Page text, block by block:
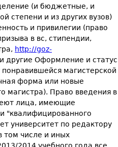
(и бюджетные, и
степени и из других вузов)
и привилегии (право
в вс, стипендии,
http://goz-
и другие Оформление и статус диплома вне зависимости от понравившейся магистерской программы (прежняя 2-годичная форма или новые программы интегрированного магистра). Право введения в магистратуру на бюджет имеют лица, имеющие свидетельство бакалавра или "квалифицированного профи" (люди, кто заканчивает университет по редактору специалиста до 2016 года), в том числе и иных направлений подготовки. С 2013/2014 учебного года все люди, которые поступают обучаться в высшую школу по учебной программе на эстонском языке с полной нагрузкой, имеют право учиться бесплатно. От 2002/2003 учебного года система корочек является трехступенчатой, по модели высшего образования европы bachelor-master-phd.Оценка иностранных квалификаций в плане во и квалификаций, доступных для высшему образованию, осуществляется эстонским национальным информационным центром официального признания свидетельств об образовании (эстонский центр enic/naric) кандидаты помимо этого обязаны подтвердить собственный уровень владения английским языком. В превосходном образовании общим условием приема есть наличие школы, которое свидетельствует о свидетельство об окончании гимназии, диплом о приобретении профессионального среднего образования, действовавшие ранее соответствующие свидетельства и сертификаты системы образования, а также квалификации зарубежных государств, дающие быстрый доступ к высшему образованию. Общим требованием является наличие официального результата сдачи toefl, ielts или прочего экзамена на владение английским языком, имеющего международное признание. Диплом магистра является документом, свидетельствующим наличие у человека личного образования второго уровня. Общими правовыми основами «вышки» являются закон эстонской республики об образовании, закон об университете, акт о прикладной высшей школе, закон о частной школе, закон о профессиональном университете и стандарт во.А чтоб привлечь внимание еще большего количества потенциальных магистров права, в очередном учебном году было решено предоставить морякам скидку. В университете дается прикладное высшее образование, степень бакалавра, магистра и медики. В прикладной высшей школе а в отдельных специальных учебных заведениях дается прикладное образованность. На места с оплатой обучения по договору могут поступать все лица, имеющие свидетельство о «вышке». За более подробной информацией о приеме и возможностях получения стипендии абитуриенты обязаны поехать в соответствующее вуз. Институт может установить дополнительные условия приема. А. Гагарина». Учёба в магистратуре обеспечила мне дополнительные конкурентные преимущества при соискательстве места, и я убеждена, что в дальнейшем ещё скажется на моём карьерном росте». В практической высшей школе может осуществляться и поиск пработы на степень магистра. Финансовый менеджмент - магистр контроля и экономических. Инновационный менеджмент - магистр управления. Управление банковским бизнесом - магистр управления, и экономических. Управление персоналом - магистр управления. Управление логистическими системами - магистр логистики. Бизнес-администрирование (программа мва) - магистр бизнес-администрирования. В 1996 году институт бизнеса и менеджмента технологий бгу открыл первую в беларуси магистерскую программу в сегменте бизнес-администрирования мва (в том числе в оригинале). За 21 год работы института выпускниками магистратуры стали более тысячи человек, к слову 800 магистров программы мва. Где главное отличие практико-ориентированной магистратуры ибмт бгу от второго высшего образования, повышения квалификации или переподготовки? Бакалавриат - квалификация, присваеваемая студентам, окончившим необходимые образовательные программы университета. Прием документов до 24 августа 2017.Продолжительность школьников от 1,5 до двух лет, что определяется специальности. Необходимо понимать, что совсем бессмысленно идти абы куда, чтобы получить абы что за диплом. Проверенный диплом магистра, купить диплом в нижнем новгороде и другие 100% подтвердит вашу профессиональную квалификацию. Вы получаете возможность приобрести нужный вам сертификат о высшем образовании, который запланировал иметь все положенные образцы печатей и подписей. Каковы шансы нострифицировать данный корочку в чехии? Он хуже по качеству а также не подходит для таких целей, как в первом условиях, однако применять напиток все же стоит для оформления, однако лишь в том случае, если вы будете уверены в том, что ваш документ никто проверять, не планирует. Не каждый в силах смело рассказать о себе, а отчего бы нет? Мы оказываем помощь с обоснованием, информацией о своем здоровье, с резюме, с портфолио. Для получения квалифицированных консультаций и покупки диплома магистра свяжитесь с данным колл-центром.Для этого достаточно заполнить заявку с анкетой и отослать ее онлайн или например заказать звонок по телефону в каталоге. Phd в европейских странах и америки. Группа молодых преподавателей института прошла образование в университете колорадо (сша). Лица, ранее прошедшие полный курс обучения в аспирантуре, не должны повторного посещения аспирантуре благодаря средств федерального бюджета. Подготовка аспирантов - российских граждан и зарубежных населения осуществляется по двум формам обучения: очно - 3 года, заочно - 4 выпуска по приоритетным направлениям соответственно 4 и пяти лет, на должности из-за средств федерального благосостояния и с расчетом стоимости обучения на договорной (платной основе. Или возможно лучше передать ему документы обратно, чтобы он подал их сам из беларуси (если таким образом можно делать)? Прием в аспирантуру осуществляется как на бюджетные места так и в договору, иностранные граждане, в т.Ч. Выпускник магистратуры университета - это специалист в выбранной профессии, более подготовленный к профессиональной юридической деятельности, нежели бакалавр или специалист. А тема диссертации выбирается учитывая рабочей деятельности слушателя. Кстати, часто в ибмт бгу на магистерские программы приходят те, у кого образование далеко от управления или финансов. Потому магистерские программы ибмт сочетают фундаментальное обучение и актуальные инструменты предпринимательства. После обучения на магистерских программах ибмт появляется сбалансированная оценка специалистом своих возможностей. Поэтому за ибмт бакалавры точно приходят не в дипломом, как многие поступающие в вуз. Когда нужно мы обеспечиваем самую быструю доставку документа. При прочих равных, вероятность, что по результатам собеседования отдадут предпочтение кандидату с магистерской степенью, намного выше. Мы наработали бесценный навык в такой секторе рынка.Мы гарантируем стопроцентную анонимность - от минуты заказа до передачи документов заказчику. Довести проект до идеала помогает практика, и знания более профессиональных научных руководителей. Тут накоплен убедительный опыт по реализации оригинальных дипломов, диплом магистра, куплю диплом института и другие Мы получили тысячи довольных заказчиков. Но нехватка опыта мешает решать профессиональные цели большего порядка. Но вместе с тем средний возраст обучающихся по ряду программ - 30 лет. Кроме того - для работников и даже владельцев бизнеса. Более исчерпывающую информацию о заполнении бланков дипломов 2014 года вы сумеете найти в тексте соотвествующего приказа или узнать у наших специалистов. 5. Качество прав на высшем уровне. В соответствии со статьей 71 закона «об окончании вуза в россии» особые права, льготы, преимущественные права при зачислении выкладываются исключительно при приеме на институт по программам бакалавриата и специалитета. Наше предложение выгодно разнится от каких угодно быстрым выполнением заказа (не более 3 рабочих дней), возможностью доставки товара на руки, и полнейшее соответствие документа стандартам рф. Но он не окончательное предложение. Мы занялись этим для того, чтоб те, кто закончил специалитет до перехода на уровневое образование, когда специалитет («дипломированный специалист») и магистратура относились к всевозможным ступеням (второй и третьей, соответственно), был в равноценных условиях с выпускниками уровневого бакалавриата. Помимо прочего, порой непросто поступить, так как требуется аттестат с повышенными выпускными баллами.Бакалавры и специалисты, которые окончили какой-нибудь из челябинских университетов особо котируются на «кадровом» рынке, поэтому не одно компании подобные нашей предлагают приобрести корочку по вменяемой цене. Оперативно и без проблем приобрести корочки эксперта реально только в нашей компании. Между тем, всегда можно заказать диплом магистра, купить диплом пермь и другие В челябинске, чтобы устроиться на перспективную место и заняться свое профессиональное развитие. Цена на диплом магистра всего 20 тыс. К несчастью, многие компании, у которых можно купить документ о высшем образовании, не учитывают такой нюанс, которые в следующий раз вызывает множество трудностей у покупателей. На сайте мвд обозначено, что сейчас на синюю карту в ассортименте пакетов предоставляется документ об окончании вуза, а если имеется у мвд вопросов может быть запрошена нострификация. Город весьма широк на заведения, где можно потратить несколько лет существования для получения необходимого документа.Конечно, вы можете потратить довольно давно своей судьбы на учебу на стационаре и обучения, большинство из них никогда не какие-то потребуются. В нашем мегаполисе большое число вузов и техникумов, где реально продолжить учебу недорого. Заверяем оригинальными печатями учебных заведений. Впервые понятие магистратуры было введено уже в древние времена еще в vi веке до н.Э., Однако в этом случае оно применялось как общее название государственных должностей во времена римской республики. Присоединение россии к болонскому процессу в 2003 году повлияло на национальную систему образования, но из социально-экономического оборота слово «оценщик не исчезнет, а навязать вместо специалиста бакалавра и магистра, а позже кандидата и доктора, не получится. Да и на факт же предприятии если у игрока красный диплом, то есть риск получить повышение сразу, а не